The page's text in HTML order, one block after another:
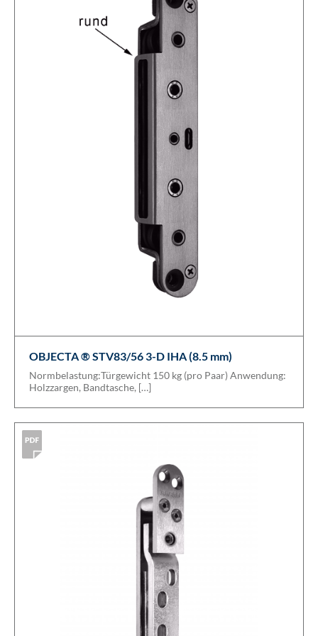
OBJECTA ® STV83/56 3-D IHA (8.5 mm)
Normbelastung:Türgewicht 150 kg (pro Paar) Anwendung:
Holzzargen, Bandtasche, […]